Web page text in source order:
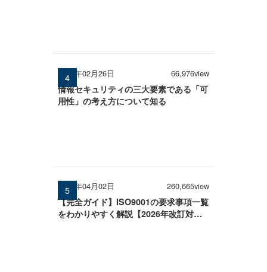
2026年02月26日 66,976view
情報セキュリティの三大要素である「可
用性」の考え方について知る
2026年04月02日 260,665view
【完全ガイド】ISO9001の要求事項一覧
をわかりやすく解説【2026年改訂対